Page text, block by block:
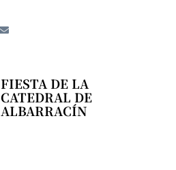
FIESTA DE LA
CATEDRAL DE
ALBARRACÍN